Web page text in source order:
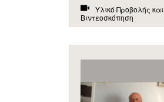
Υλικό Προβολής και
Βιντεοσκόπηση